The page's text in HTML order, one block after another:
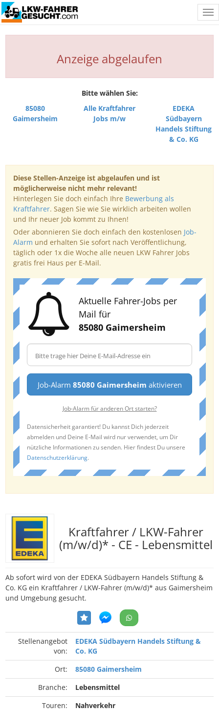
Anzeige abgelaufen
Bitte wählen Sie:
85080
Gaimersheim
Alle Kraftfahrer
Jobs m/w
EDEKA
Südbayern
Handels Stiftung
& Co. KG
Diese Stellen-Anzeige ist abgelaufen und ist
möglicherweise nicht mehr relevant!
Hinterlegen Sie doch einfach Ihre Bewerbung als
Kraftfahrer. Sagen Sie wie Sie wirklich arbeiten wollen
und Ihr neuer Job kommt zu Ihnen!
Oder abonnieren Sie doch einfach den kostenlosen Job-
Alarm und erhalten Sie sofort nach Veröffentlichung,
täglich oder 1x die Woche alle neuen LKW Fahrer Jobs
gratis frei Haus per E-Mail.
Aktuelle Fahrer-Jobs per
Mail für
85080 Gaimersheim
Job-Alarm 85080 Gaimersheim aktivieren
Job-Alarm für anderen Ort starten?
Datensicherheit garantiert! Du kannst Dich jederzeit
abmelden und Deine E-Mail wird nur verwendet, um Dir
nützliche Informationen zu senden. Hier findest Du unsere
Datenschutzerklärung.
Kraftfahrer / LKW-Fahrer
(m/w/d)* - CE - Lebensmittel
Ab sofort wird von der EDEKA Südbayern Handels Stiftung &
Co. KG ein Kraftfahrer / LKW-Fahrer (m/w/d)* aus Gaimersheim
und Umgebung gesucht.
Stellenangebot
von:
EDEKA Südbayern Handels Stiftung &
Co. KG
Ort:
85080 Gaimersheim
Branche:
Lebensmittel
Touren:
Nahverkehr